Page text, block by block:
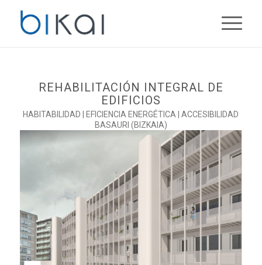
REHABILITACIÓN INTEGRAL DE
EDIFICIOS
HABITABILIDAD | EFICIENCIA ENERGÉTICA | ACCESIBILIDAD
BASAURI (BIZKAIA)